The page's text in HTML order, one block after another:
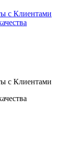
с Клиентами
с Клиентами